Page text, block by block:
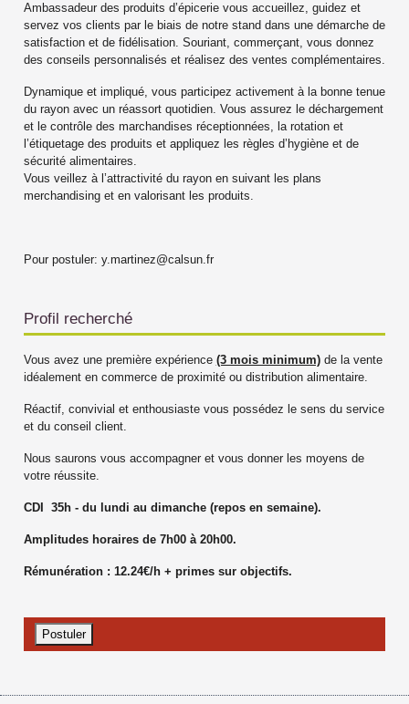
Ambassadeur des produits d’épicerie vous accueillez, guidez et
servez vos clients par le biais de notre stand dans une démarche de
satisfaction et de fidélisation. Souriant, commerçant, vous donnez
des conseils personnalisés et réalisez des ventes complémentaires.
Dynamique et impliqué, vous participez activement à la bonne tenue
du rayon avec un réassort quotidien. Vous assurez le déchargement
et le contrôle des marchandises réceptionnées, la rotation et
l’étiquetage des produits et appliquez les règles d’hygiène et de
sécurité alimentaires.
Vous veillez à l’attractivité du rayon en suivant les plans
merchandising et en valorisant les produits.
Pour postuler: y.martinez@calsun.fr
Profil recherché
Vous avez une première expérience (3 mois minimum)de la vente
idéalement en commerce de proximité ou distribution alimentaire.
Réactif, convivial et enthousiaste vous possédez le sens du service
et du conseil client.
Nous saurons vous accompagner et vous donner les moyens de
votre réussite.
CDI 35h - du lundi au dimanche (repos en semaine).
Amplitudes horaires de 7h00 à 20h00.
Rémunération : 12.24€/h + primes sur objectifs.
Postuler